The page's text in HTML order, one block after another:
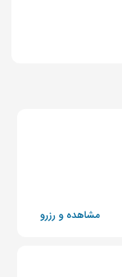
مشاهده و رزرو